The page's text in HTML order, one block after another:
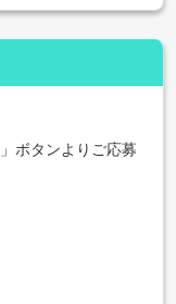
ボタンよりご応募